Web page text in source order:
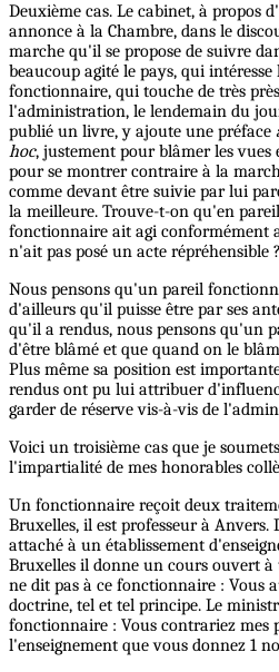
Deuxième cas. Le cabinet, à propos
annonce à la Chambre, dans le
marche qu'il se propose de suivre
beaucoup agité le pays, qui
fonctionnaire, qui touche de très
l'administration, le lendemain du
publié un livre, y ajoute une préface
hoc, justement pour blâmer les vues
pour se montrer contraire à la
comme devant être suivie par lui
la meilleure. Trouve-t-on qu'en
fonctionnaire ait agi conformément
n'ait pas posé un acte répréhensible
Nous pensons qu'un pareil
d'ailleurs qu'il puisse être par ses
qu'il a rendus, nous pensons qu'un
d'être blâmé et que quand on le
Plus même sa position est
rendus ont pu lui attribuer
garder de réserve vis-à-vis de
Voici un troisième cas que je
l'impartialité de mes honorables
Un fonctionnaire reçoit deux
Bruxelles, il est professeur à Anvers.
attaché à un établissement
Bruxelles il donne un cours ouvert
ne dit pas à ce fonctionnaire : Vous
doctrine, tel et tel principe. Le
fonctionnaire : Vous contrariez mes
l'enseignement que vous donnez 1